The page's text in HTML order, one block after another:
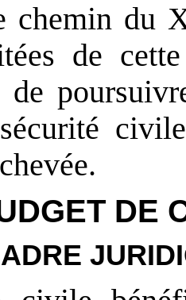
chemin du
de
de
DE